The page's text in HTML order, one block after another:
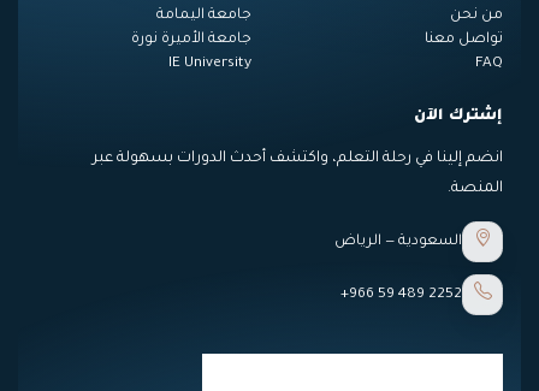
من نحن
تواصل معنا
FAQ
جامعة اليمامة
جامعة الأميرة نورة
IE University
إشترك الآن
انضم إلينا في رحلة التعلم، واكتشف أحدث الدورات بسهولة عبر
المنصة.
السعودية — الرياض
+966 59 489 2252